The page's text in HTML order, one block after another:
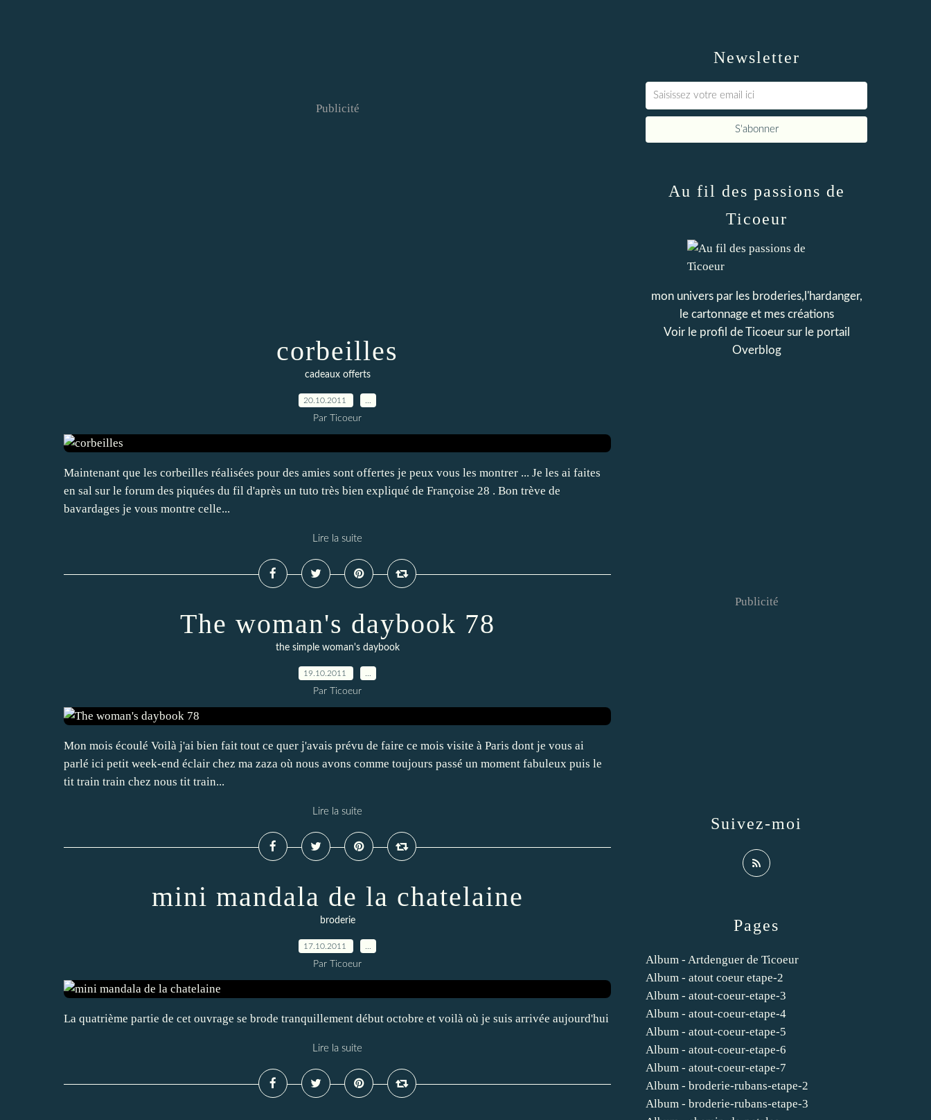
Publicité
corbeilles
cadeaux offerts
20.10.2011
Par Ticoeur
Maintenant que les corbeilles réalisées pour des amies sont offertes je peux vous les montrer ... Je les ai faites
en sal sur le forum des piquées du fil d'après un tuto très bien expliqué de Françoise 28 . Bon trève de
bavardages je vous montre celle...
Lire la suite
The woman's daybook 78
the simple woman's daybook
19.10.2011
Par Ticoeur
Mon mois écoulé Voilà j'ai bien fait tout ce quer j'avais prévu de faire ce mois visite à Paris dont je vous ai
parlé ici petit week-end éclair chez ma zaza où nous avons comme toujours passé un moment fabuleux puis le
tit train train chez nous tit train...
Lire la suite
mini mandala de la chatelaine
broderie
17.10.2011
Par Ticoeur
La quatrième partie de cet ouvrage se brode tranquillement début octobre et voilà où je suis arrivée aujourd'hui
Lire la suite
Newsletter
Pages
Album - Artdenguer de Ticoeur
Album - atout coeur etape-2
Album - atout-coeur-etape-3
Album - atout-coeur-etape-4
Album - atout-coeur-etape-5
Album - atout-coeur-etape-6
Album - atout-coeur-etape-7
Album - broderie-rubans-etape-2
Album - broderie-rubans-etape-3
Au fil des passions de
Ticoeur
mon univers par les broderies,l'hardanger,
le cartonnage et mes créations
Voir le profil deTicoeursur le portail
Overblog
Suivez-moi
Publicité